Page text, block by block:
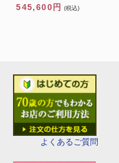
よくあるご質問
545,600円
(税込)